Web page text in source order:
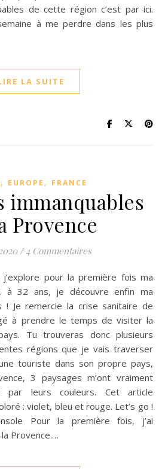
de cette région c’est par ici.
à me perdre dans les plus
LA SUITE
, EUROPE , FRANCE
immanquables
Provence
/ 4 Commentaires
à 32 ans, je découvre enfin ma
Je remercie la crise sanitaire de
à prendre le temps de visiter la
Tu trouveras donc plusieurs
régions que je vais traverser
touriste dans son propre pays,
3 paysages m’ont vraiment
par leurs couleurs. Cet article
: violet, bleu et rouge. Let’s go !
Pour la première fois, j’ai
Provence.…